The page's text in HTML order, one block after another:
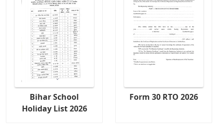
Bihar School
Holiday List 2026
Form 30 RTO 2026